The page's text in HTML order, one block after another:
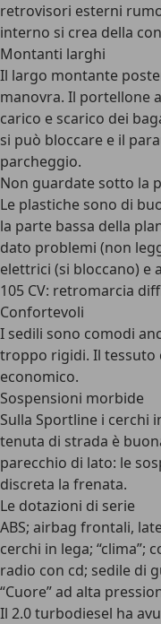
retrovisori esterni
interno si crea della
Montanti larghi
Il largo montante
manovra. Il portellone
carico e scarico dei
si può bloccare e il
parcheggio.
Non guardate sotto la
Le plastiche sono di
la parte bassa della
dato problemi (non
elettrici (si bloccano) e
105 CV: retromarcia
Confortevoli
I sedili sono comodi
troppo rigidi. Il tessuto
economico.
Sospensioni morbide
Sulla Sportline i cerchi
tenuta di strada è
parecchio di lato: le
discreta la frenata.
Le dotazioni di serie
ABS; airbag frontali,
cerchi in lega;
radio con cd; sedile di
“Cuore” ad alta
Il 2.0 turbodiesel ha